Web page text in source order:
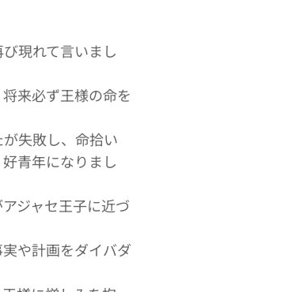
現れて言いまし
来必ず王様の命を
失敗し、命拾い
青年になりまし
ジャセ王子に近づ
や計画をダイバダ